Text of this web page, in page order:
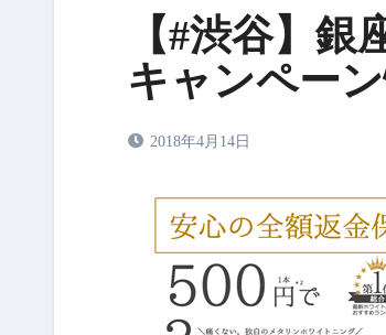
【#渋谷】銀
キャンペーン
2018年4月14日